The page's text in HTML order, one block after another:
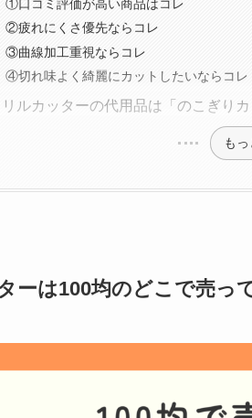
①口コミ評価が高い商品はコレ
②疲れにくさ優先ならコレ
③曲線加工重視ならコレ
④切れ味よく綺麗にカットしたいならコレ
ルカッターの代用品は「のこぎり
も
ーは100均のどこで売っ